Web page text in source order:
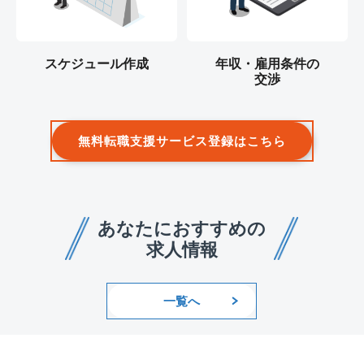
スケジュール作成
年収・雇用条件の
交渉
無料転職支援サービス登録はこちら
あなたにおすすめの
求人情報
一覧へ